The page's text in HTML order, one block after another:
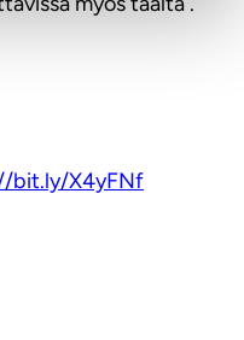
bit.ly/X4yFNf